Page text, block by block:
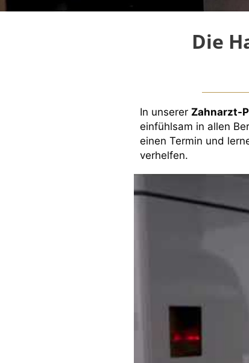
Die
In unserer Zahnarzt-
einfühlsam in allen
einen Termin und
verhelfen.